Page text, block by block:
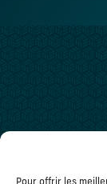
© Copyright